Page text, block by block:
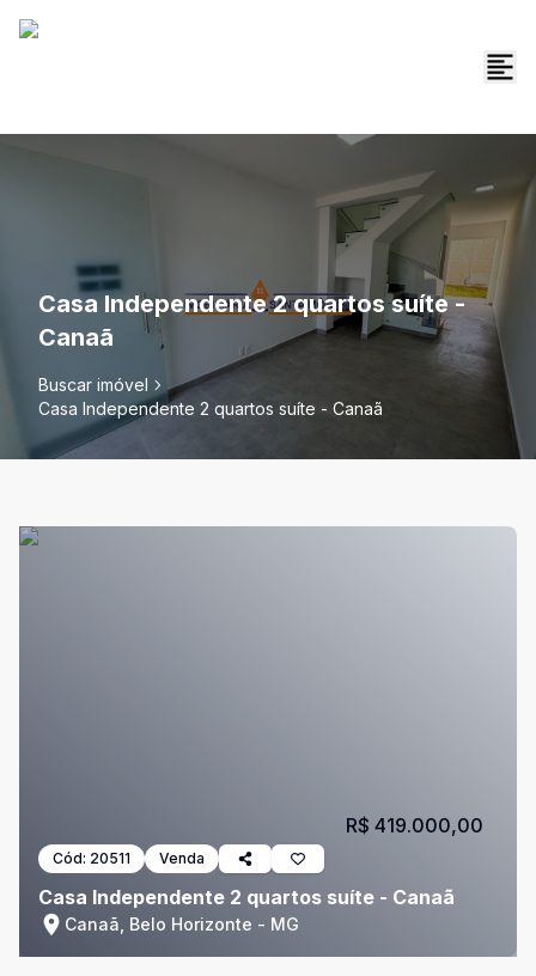
Casa Independente 2 quartos suíte -
Canaã
Buscar imóvel
Casa Independente 2 quartos suíte - Canaã
Cód: 20511 Venda
Casa Independente 2 quartos suíte - Canaã
Canaã, Belo Horizonte - MG
R$ 419.000,00